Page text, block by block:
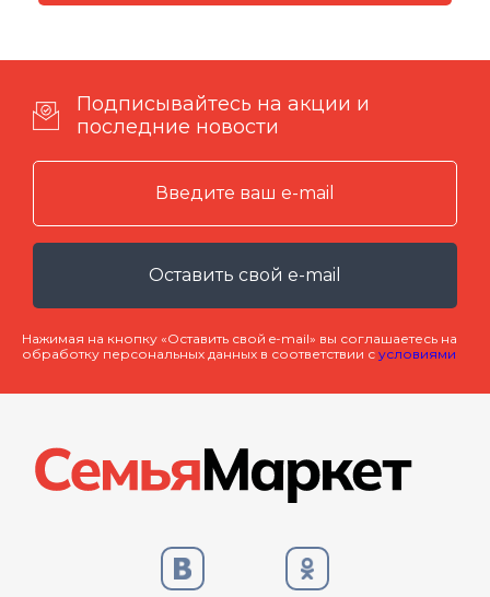
Подписывайтесь на акции и
последние новости
Оставить свой e-mail
Нажимая на кнопку «Оставить свой e-mail» вы соглашаетесь на
обработку персональных данных в соответствии с условиями